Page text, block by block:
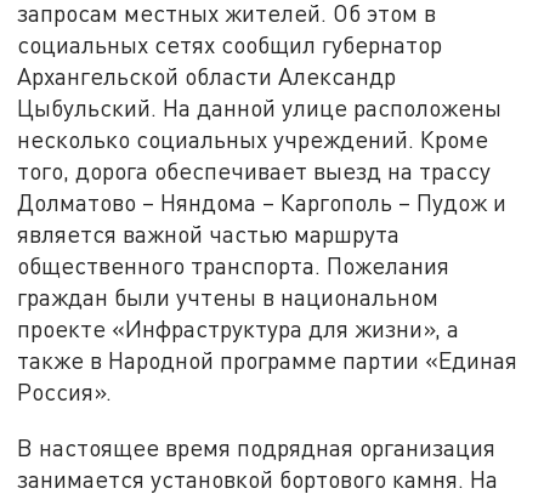
запросам местных жителей. Об этом в
социальных сетях сообщил губернатор
Архангельской области Александр
Цыбульский. На данной улице расположены
несколько социальных учреждений. Кроме
того, дорога обеспечивает выезд на трассу
Долматово – Няндома – Каргополь – Пудож и
является важной частью маршрута
общественного транспорта. Пожелания
граждан были учтены в национальном
проекте «Инфраструктура для жизни», а
также в Народной программе партии «Единая
Россия».
В настоящее время подрядная организация
занимается установкой бортового камня. На